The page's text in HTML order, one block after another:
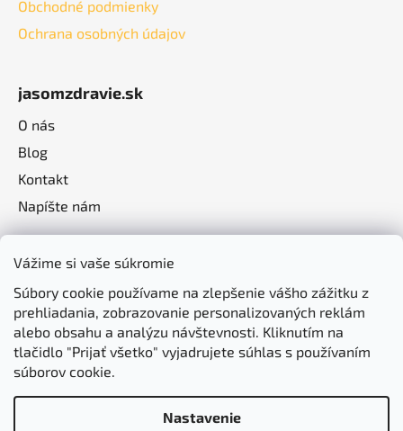
Vážime si vaše súkromie
Súbory cookie používame na zlepšenie vášho zážitku z
prehliadania, zobrazovanie personalizovaných reklám
alebo obsahu a analýzu návštevnosti. Kliknutím na
tlačidlo "Prijať všetko" vyjadrujete súhlas s používaním
súborov cookie.
Nastavenie
Obchodné podmienky
Ochrana osobných údajov
jasomzdravie.sk
O nás
Blog
Kontakt
Napíšte nám